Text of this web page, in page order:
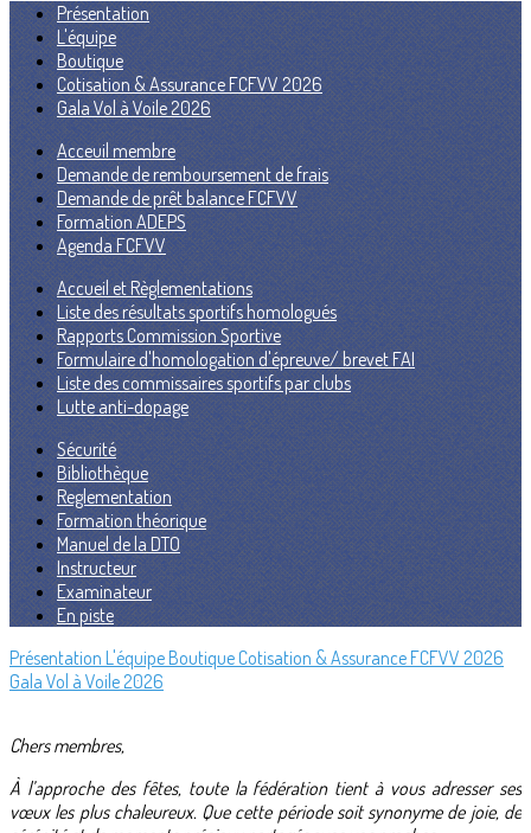
Présentation
L'équipe
Boutique
Cotisation & Assurance FCFVV 2026
Gala Vol à Voile 2026
Acceuil membre
Demande de remboursement de frais
Demande de prêt balance FCFVV
Formation ADEPS
Agenda FCFVV
Accueil et Règlementations
Liste des résultats sportifs homologués
Rapports Commission Sportive
Formulaire d'homologation d'épreuve/ brevet FAI
Liste des commissaires sportifs par clubs
Lutte anti-dopage
Sécurité
Bibliothèque
Reglementation
Formation théorique
Manuel de la DTO
Instructeur
Examinateur
En piste
Présentation L'équipe Boutique Cotisation & Assurance FCFVV 2026
Gala Vol à Voile 2026
Chers membres,
À l’approche des fêtes, toute la fédération tient à vous adresser ses
vœux les plus chaleureux. Que cette période soit synonyme de joie, de